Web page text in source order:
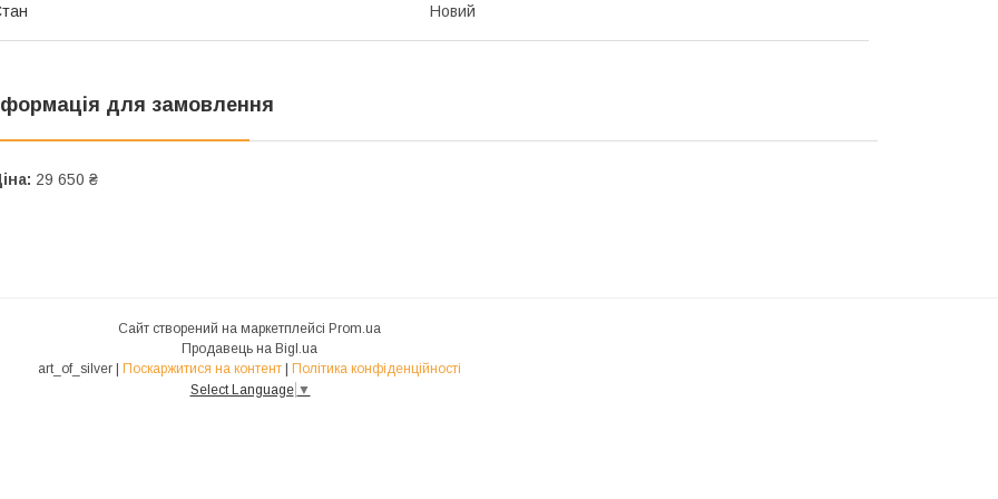
Новий
для замовлення
29 650 ₴
Сайт створений на маркетплейсі Prom.ua
Продавець на Bigl.ua
Поскаржитися на контент
Політика конфіденційності
Select Language ▼